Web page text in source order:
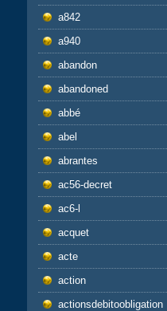
a842
a940
abandon
abandoned
abbé
abel
abrantes
ac56-decret
ac6-l
acquet
acte
action
actionsdebitoobligation